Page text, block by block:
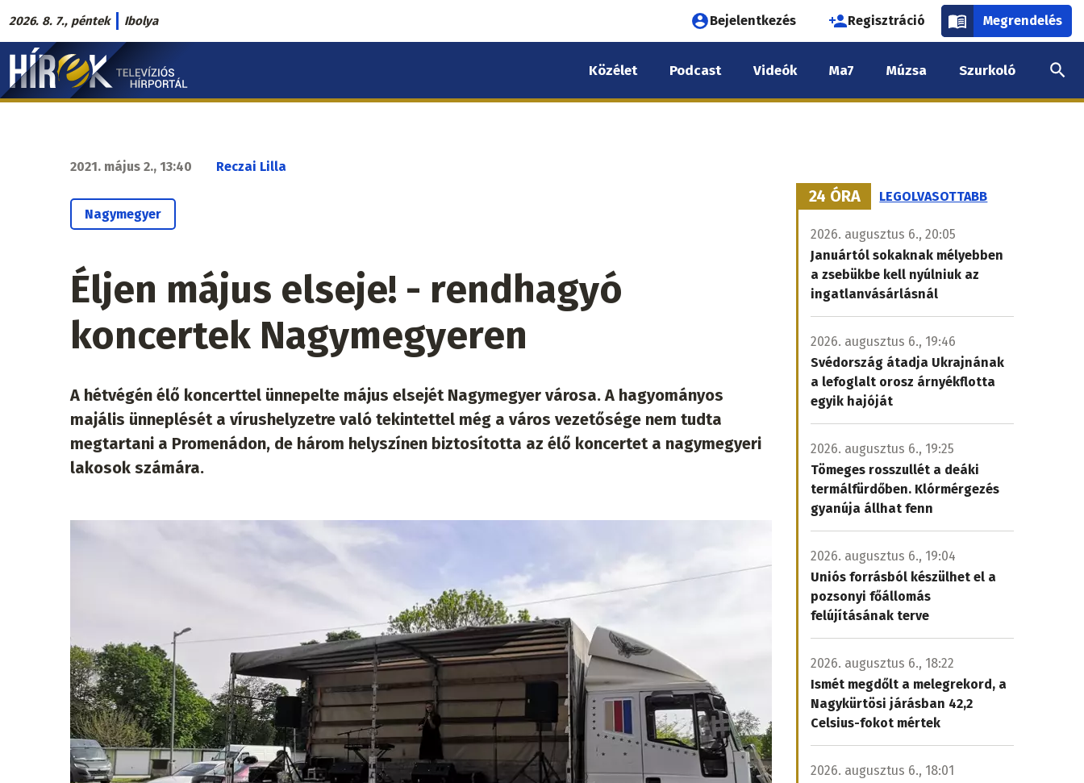
Ugrás
a
tartalomra
2026. 8. 7., péntek Ibolya
Felhasználói
fiók
menüje
Bejelentkezés Regisztráció Megrendelés
Hírek.sk
fő
Közélet Podcast Videók Ma7 Múzsa Szurkoló
2021. május 2., 13:40 Reczai Lilla
Nagymegyer
Éljen május elseje! - rendhagyó
koncertek Nagymegyeren
A hétvégén élő koncerttel ünnepelte május elsejét Nagymegyer városa. A hagyományos
majális ünneplését a vírushelyzetre való tekintettel még a város vezetősége nem tudta
megtartani a Promenádon, de három helyszínen biztosította az élő koncertet a nagymegyeri
lakosok számára.
24 ÓRA LEGOLVASOTTABB
2026. augusztus 6., 20:05
Januártól sokaknak mélyebben
a zsebükbe kell nyúlniuk az
ingatlanvásárlásnál
2026. augusztus 6., 19:46
Svédország átadja Ukrajnának
a lefoglalt orosz árnyékflotta
egyik hajóját
2026. augusztus 6., 19:25
Tömeges rosszullét a deáki
termálfürdőben. Klórmérgezés
gyanúja állhat fenn
2026. augusztus 6., 19:04
Uniós forrásból készülhet el a
pozsonyi főállomás
felújításának terve
2026. augusztus 6., 18:22
Ismét megdőlt a melegrekord, a
Nagykürtösi járásban 42,2
Celsius-fokot mértek
2026. augusztus 6., 18:01